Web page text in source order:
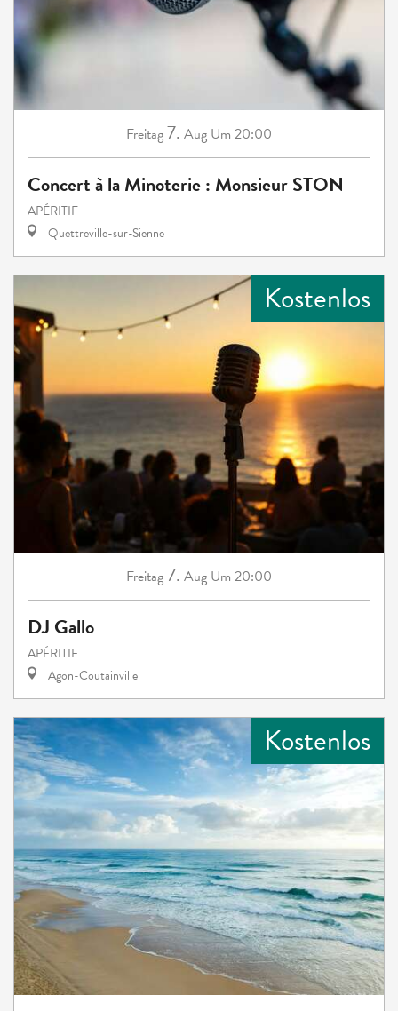
Freitag7. Aug Um 20:00
Concert à la Minoterie : Monsieur STON
APÉRITIF
Quettreville-sur-Sienne
Kostenlos
Freitag7. Aug Um 20:00
DJ Gallo
APÉRITIF
Agon-Coutainville
Kostenlos